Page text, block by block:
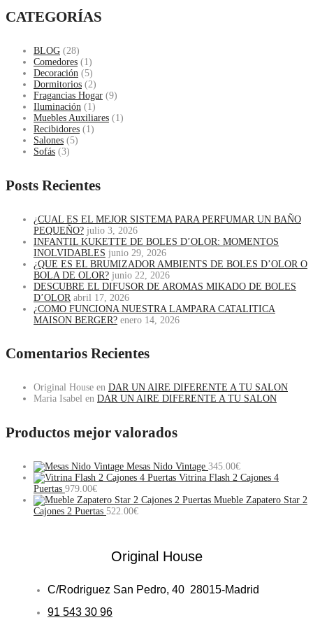
CATEGORÍAS
BLOG (28)
Comedores (1)
Decoración (5)
Dormitorios (2)
Fragancias Hogar (9)
Iluminación (1)
Muebles Auxiliares (1)
Recibidores (1)
Salones (5)
Sofás (3)
Posts Recientes
¿CUAL ES EL MEJOR SISTEMA PARA PERFUMAR UN BAÑO
PEQUEÑO? julio 3, 2026
INFANTIL KUKETTE DE BOLES D’OLOR: MOMENTOS
INOLVIDABLES junio 29, 2026
¿QUE ES EL BRUMIZADOR AMBIENTS DE BOLES D’OLOR O
BOLA DE OLOR? junio 22, 2026
DESCUBRE EL DIFUSOR DE AROMAS MIKADO DE BOLES
D’OLOR abril 17, 2026
¿COMO FUNCIONA NUESTRA LAMPARA CATALITICA
MAISON BERGER? enero 14, 2026
Comentarios Recientes
Original House en DAR UN AIRE DIFERENTE A TU SALON
Maria Isabel en DAR UN AIRE DIFERENTE A TU SALON
Productos mejor valorados
Mesas Nido Vintage 345.00€
Vitrina Flash 2 Cajones 4
Puertas 979.00€
Mueble Zapatero Star 2
Cajones 2 Puertas 522.00€
Original House
C/Rodriguez San Pedro, 40 28015-Madrid
91 543 30 96